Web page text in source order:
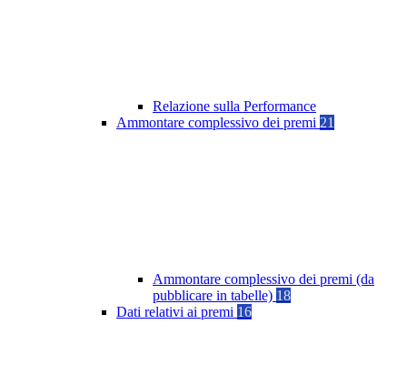
Relazione sulla Performance
Ammontare complessivo dei premi 21
Ammontare complessivo dei premi (da
pubblicare in tabelle) 18
Dati relativi ai premi 16